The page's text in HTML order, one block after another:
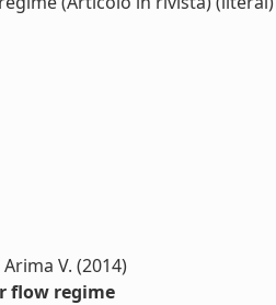
V. (2014)
flow regime